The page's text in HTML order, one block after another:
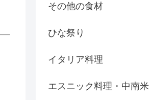
その他の食材
ひな祭り
イタリア料理
エスニック料理・中南米